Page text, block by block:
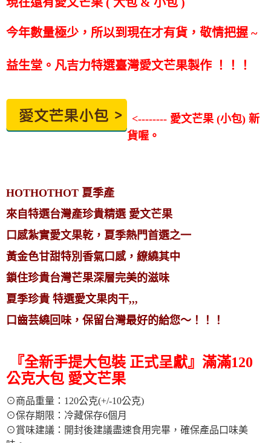
今年數量極少，所以到現在才有貨，敬情把握 ~
益生堂。凡吉力特選臺灣愛文芒果製作 ！！！
<-------- 愛文芒果 (小包) 新
貨喔。
HOTHOTHOT 夏季產
來自特選台灣產珍貴精選 愛文芒果
口感紮實愛文果乾，夏季熱門首選之一
黃金色甘甜特別香氣口感，繚繞其中
鎖住珍貴台灣芒果深層完美的滋味
夏季珍貴 特選愛文果肉干,,,
口齒芸繞回味，保留台灣最好的給您～！！！
『全新手提大包裝 正式呈獻』滿滿120
公克大包 愛文芒果
⊙商品重量：120公克(+/-10公克)
⊙保存期限：冷藏保存6個月
⊙賞味建議：開封後建議盡速食用完畢，確保產品口味美